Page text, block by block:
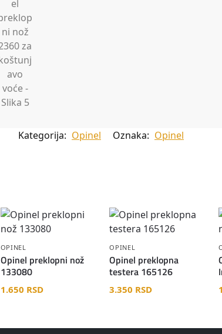
Kategorija: Opinel Oznaka: Opinel
OPINEL
Opinel preklopni nož
133080
1.650 RSD
OPINEL
Opinel preklopna
testera 165126
3.350 RSD